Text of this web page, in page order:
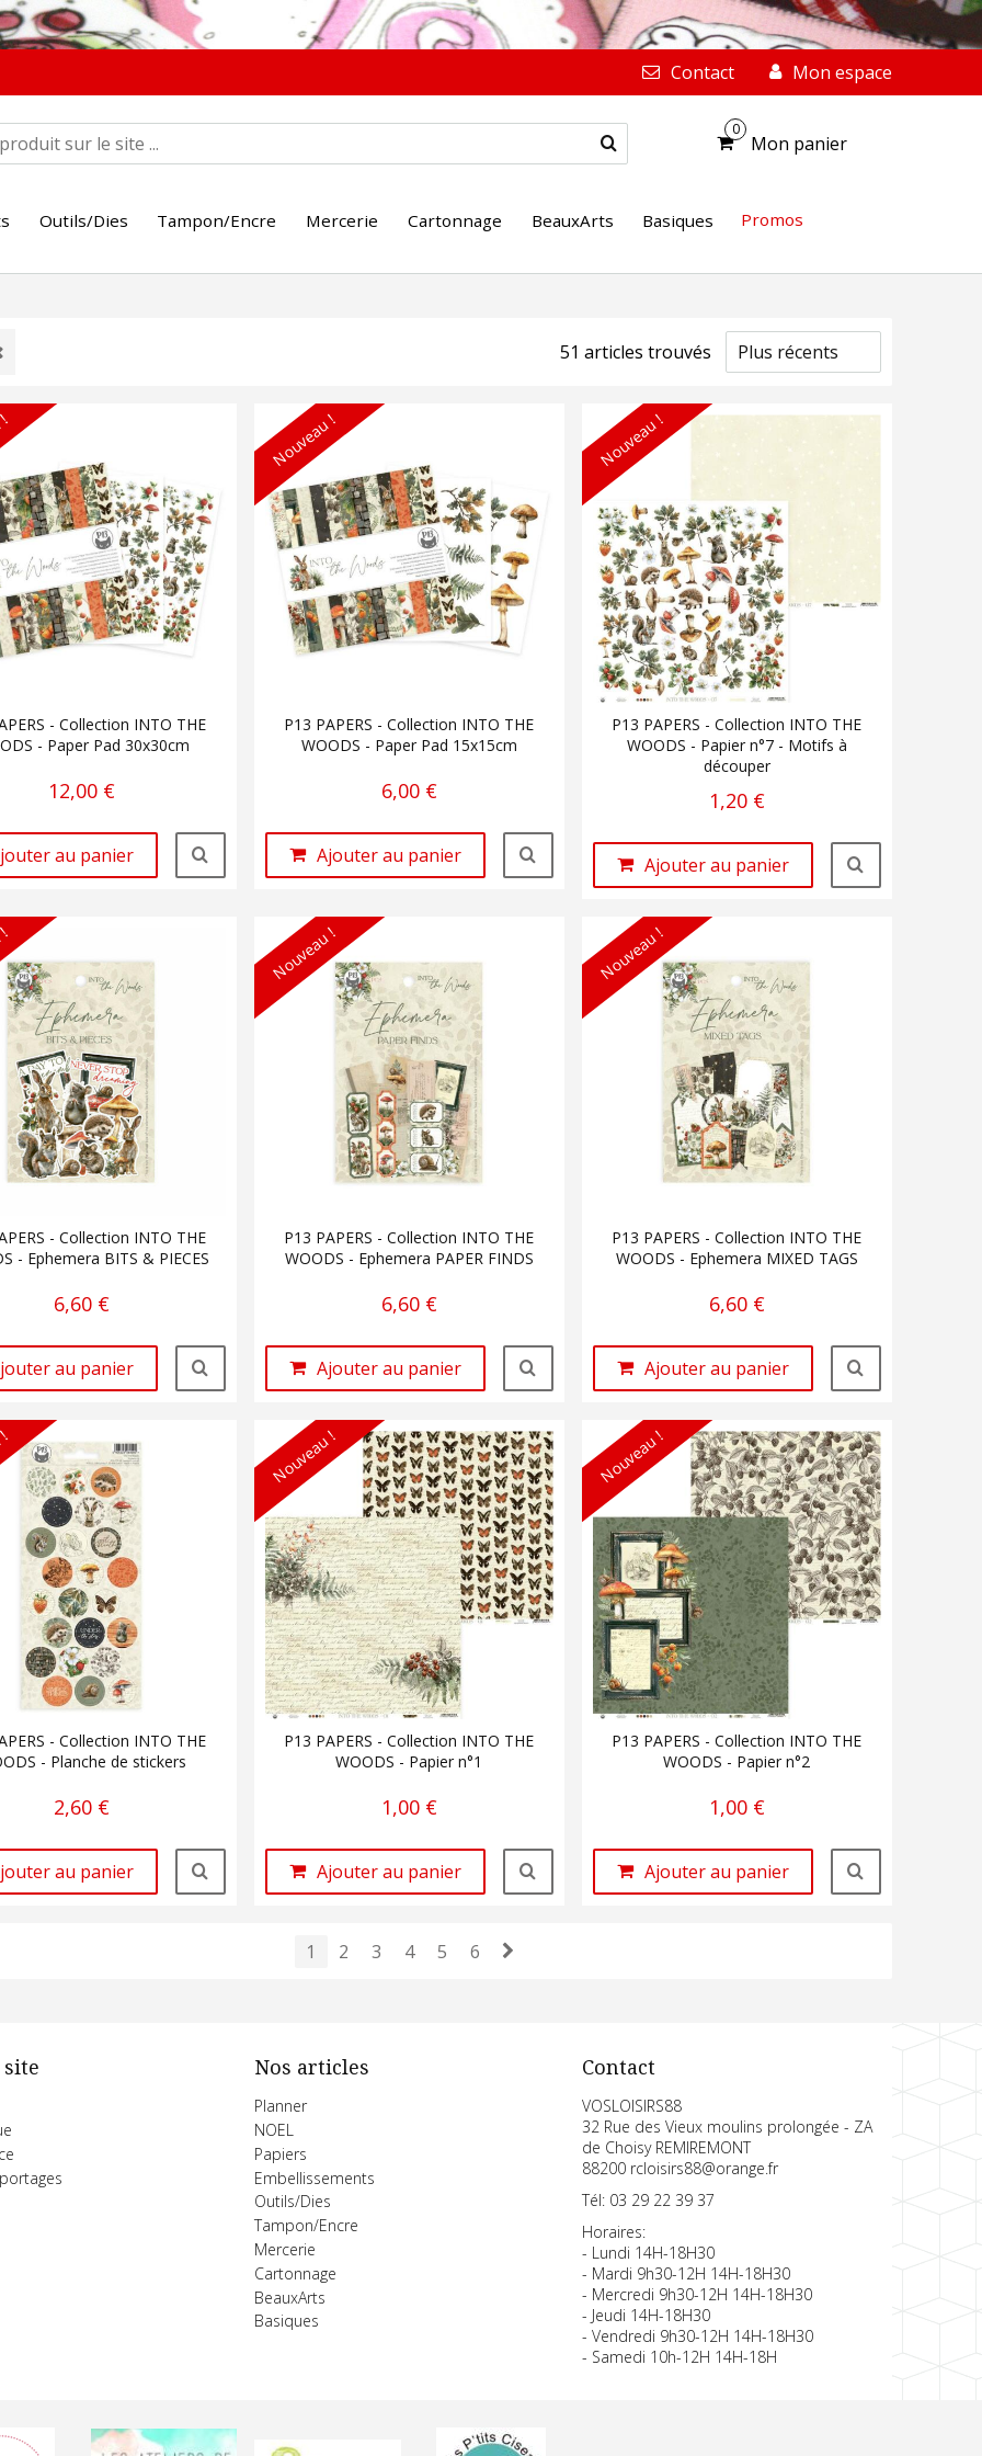
Contact Mon espace
0
Mon panier
Outils/Dies Tampon/Encre Mercerie Cartonnage BeauxArts Basiques
Promos
51 articles trouvés
!
- Collection INTO THE
- Paper Pad 30x30cm
12,00 €
au panier
Nouveau !
P13 PAPERS - Collection INTO THE
WOODS - Paper Pad 15x15cm
6,00 €
Ajouter au panier
Nouveau !
P13 PAPERS - Collection INTO THE
WOODS - Papier n°7 - Motifs à
découper
1,20 €
Ajouter au panier
!
- Collection INTO THE
- Ephemera BITS & PIECES
6,60 €
au panier
Nouveau !
P13 PAPERS - Collection INTO THE
WOODS - Ephemera PAPER FINDS
6,60 €
Ajouter au panier
Nouveau !
P13 PAPERS - Collection INTO THE
WOODS - Ephemera MIXED TAGS
6,60 €
Ajouter au panier
!
- Collection INTO THE
- Planche de stickers
2,60 €
au panier
Nouveau !
P13 PAPERS - Collection INTO THE
WOODS - Papier n°1
1,00 €
Ajouter au panier
Nouveau !
P13 PAPERS - Collection INTO THE
WOODS - Papier n°2
1,00 €
Ajouter au panier
1 2 3 4 5 6
site Nos articles
Planner
NOEL
Papiers
Embellissements
Outils/Dies
Tampon/Encre
Mercerie
Cartonnage
BeauxArts
Basiques
Contact
VOSLOISIRS88
32 Rue des Vieux moulins prolongée - ZA
de Choisy REMIREMONT
88200 rcloisirs88@orange.fr
Tél: 03 29 22 39 37
Horaires:
- Lundi 14H-18H30
- Mardi 9h30-12H 14H-18H30
- Mercredi 9h30-12H 14H-18H30
- Jeudi 14H-18H30
- Vendredi 9h30-12H 14H-18H30
- Samedi 10h-12H 14H-18H